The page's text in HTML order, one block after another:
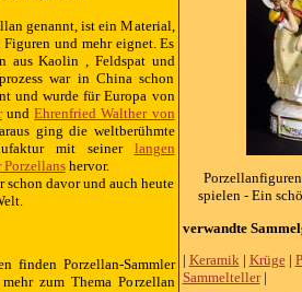
genannt, ist ein Material,
und mehr eignet. Es
aus Kaolin , Feldspat und
war in China schon
und wurde für Europa von
undEhrenfried Walther von
ging die weltberühmte
mit seiner langen
Porzellanshervor.
schon davor und auch heute
finden Porzellan-Sammler
zum Thema Porzellan
spielen - Ein
verwandte
| Keramik | Krüge|
Sammelteller|